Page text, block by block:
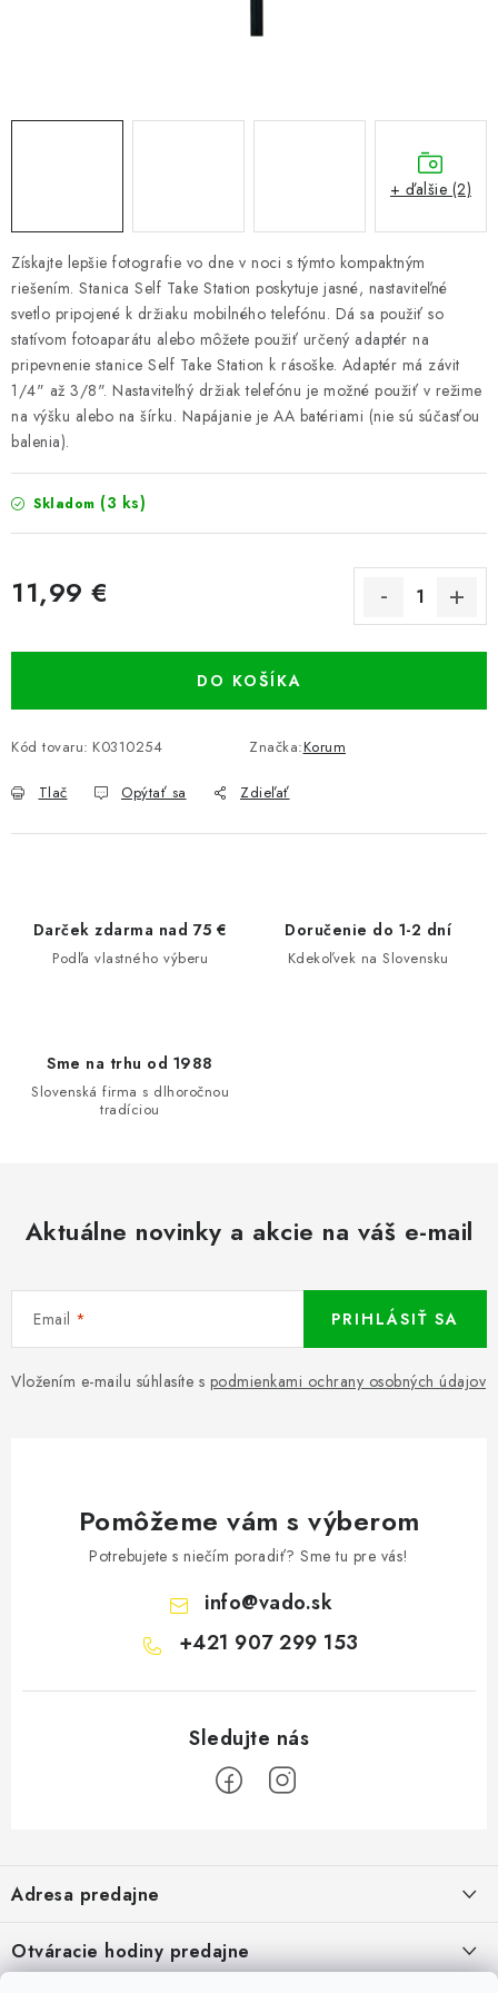
PRÍVLAČ
PRÚTY
KONTAKTY
ZNAČKY
Navštívte našu predajňu vo Dvoroch nad Žitavou »
Získajte lepšie fotografie vo dne v noci s týmto kompaktným
riešením. Stanica Self Take Station poskytuje jasné, nastaviteľné
svetlo pripojené k držiaku mobilného telefónu. Dá sa použiť so
statívom fotoaparátu alebo môžete použiť určený adaptér na
pripevnenie stanice Self Take Station k rásoške. Adaptér má závit
1/4" až 3/8". Nastaviteľný držiak telefónu je možné použiť v režime
na výšku alebo na šírku. Napájanie je AA batériami (nie sú súčasťou
balenia).
Skladom (3 ks)
11,99 €
DO KOŠÍKA
Kód tovaru: K0310254 Značka:Korum
Tlač Opýtať sa Zdieľať
+ ďalšie (2)
Darček zdarma nad 75 €
Podľa vlastného výberu
Doručenie do 1-2 dní
Kdekoľvek na Slovensku
Sme na trhu od 1988
Slovenská firma s dlhoročnou
tradíciou
Aktuálne novinky a akcie na váš e-mail
Email
Vložením e-mailu súhlasíte s podmienkami ochrany osobných údajov
PRIHLÁSIŤ SA
Pomôžeme vám s výberom
Potrebujete s niečím poradiť? Sme tu pre vás!
info@vado.sk
+421 907 299 153
p
ä
t
Adresa predajne
Pekárska 4, 941 31 Dvory nad Žitavou
Otváracie hodiny predajne